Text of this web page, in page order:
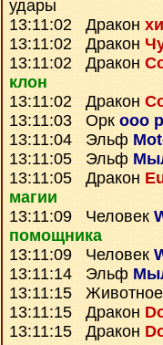
удары
13:11:02 Дракон
13:11:02 Дракон
13:11:02 Дракон
клон
13:11:02 Дракон
13:11:03 Орк ooo
13:11:04 Эльф
13:11:05 Эльф
13:11:05 Дракон
магии
13:11:09 Человек
помощника
13:11:09 Человек
13:11:14 Эльф
13:11:15
13:11:15 Дракон
13:11:15 Дракон